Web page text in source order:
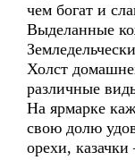
чем богат и
Выделанные
Холст
различные
На ярмарке
свою долю
орехи,